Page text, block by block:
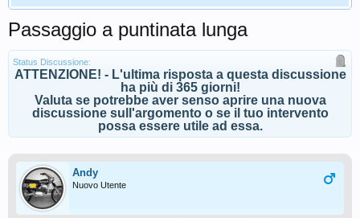
Passaggio a puntinata lunga
Status Discussione:
ATTENZIONE! - L'ultima risposta a questa discussione
ha più di 365 giorni!
Valuta se potrebbe aver senso aprire una nuova
discussione sull'argomento o se il tuo intervento
possa essere utile ad essa.
Andy
Nuovo Utente